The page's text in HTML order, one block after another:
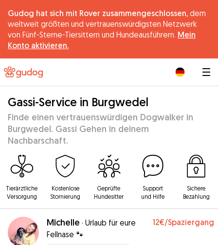
Gudog hat sich mit Rover zusammengeschlossen, dem
weltweit größten und vertrauenswürdigsten Netzwerk
von Fünf-Sterne-Tiersittern und Hundeausführern. Mein
Konto aktivieren.
Gassi-Service in Burgwedel
Finde einen vertrauenswürdigen Dogwalker in
Burgwedel. Gassi Gehen in deinem
Nachbarschaft.
Tierärztliche
Versorgung
Kostenlose
Stornierung
Geprüfte
Hundesitter
Support
und Hilfe
Sichere
Bezahlung
Michelle · Urlaub für eure
Fellnase 🐾
12€/Spaziergang